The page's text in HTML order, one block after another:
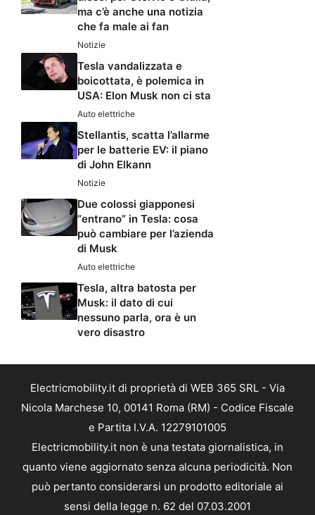
ma c’è anche una notizia
che fa male ai fan
Notizie
Tesla vandalizzata e
boicottata, è polemica in
USA: Elon Musk non ci sta
Auto elettriche
Stellantis, scatta l’allarme
per le batterie EV: il piano
di John Elkann
Notizie
Due colossi giapponesi
“entrano” in Tesla: cosa
può cambiare per l’azienda
di Musk
Auto elettriche
Tesla, altra batosta per
Musk: il dato di cui
nessuno parla, ora è un
vero disastro
Electricmobility.it di proprietà di WEB 365 SRL - Via
Nicola Marchese 10, 00141 Roma (RM) - Codice Fiscale
e Partita I.V.A. 12279101005
Electricmobility.it non è una testata giornalistica, in
quanto viene aggiornato senza alcuna periodicità. Non
può pertanto considerarsi un prodotto editoriale ai
sensi della legge n. 62 del 07.03.2001